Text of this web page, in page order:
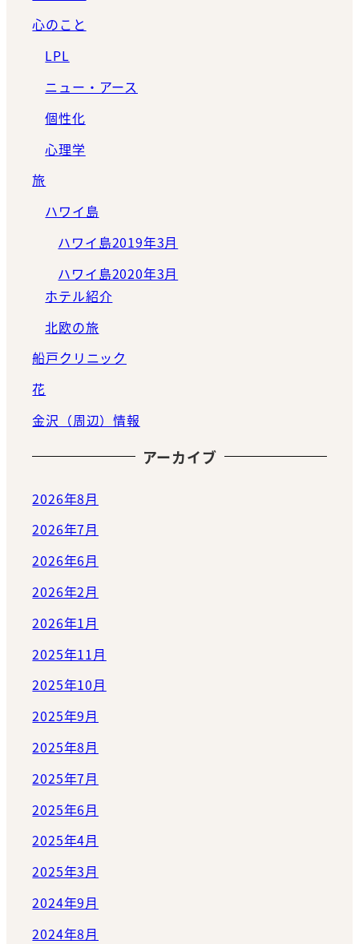
心のこと
LPL
ニュー・アース
個性化
心理学
旅
ハワイ島
ハワイ島2019年3月
ハワイ島2020年3月
ホテル紹介
北欧の旅
船戸クリニック
花
金沢（周辺）情報
アーカイブ
2026年8月
2026年7月
2026年6月
2026年2月
2026年1月
2025年11月
2025年10月
2025年9月
2025年8月
2025年7月
2025年6月
2025年4月
2025年3月
2024年9月
2024年8月